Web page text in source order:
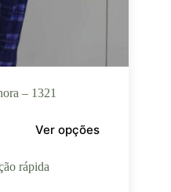
– 1321
Ver opções
rápida